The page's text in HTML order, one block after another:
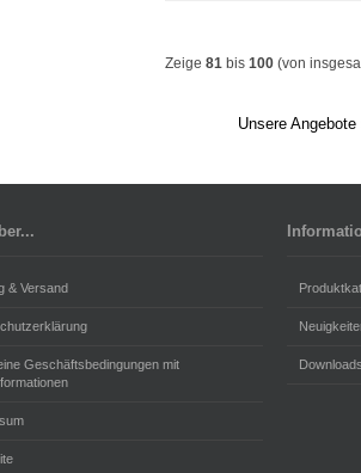
Zeige 81 bis 100 (von
Unsere
& Versand
Geschäftsbedingungen mit
Downloads